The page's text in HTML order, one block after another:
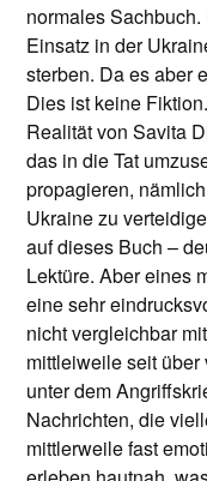
normales
Einsatz in der
sterben. Da es aber
Dies ist keine
Realität von Savita
das in die Tat
propagieren,
Ukraine zu
auf dieses Buch –
Lektüre. Aber eines
eine sehr
nicht vergleichbar
mittleiweile seit
unter dem
Nachrichten, die
mittlerweile fast